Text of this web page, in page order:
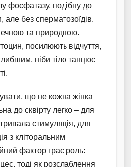
фосфатазу, подібну до
але без сперматозоїдів.
та природною.
посилюють відчуття,
ніби тіло танцює
що не кожна жінка
до сквірту легко – для
стимуляція, для
з кліторальним
фактор грає роль:
тоді як розслаблення